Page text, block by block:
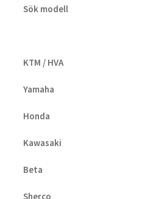
Sök modell
KTM / HVA
Yamaha
Honda
Kawasaki
Beta
Sherco